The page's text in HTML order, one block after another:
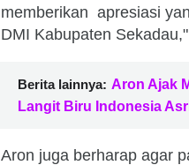
memberikan apresiasi
DMI Kabupaten
Berita lainnya: Aron Ajak
Langit Biru Indonesia
Aron juga berharap agar